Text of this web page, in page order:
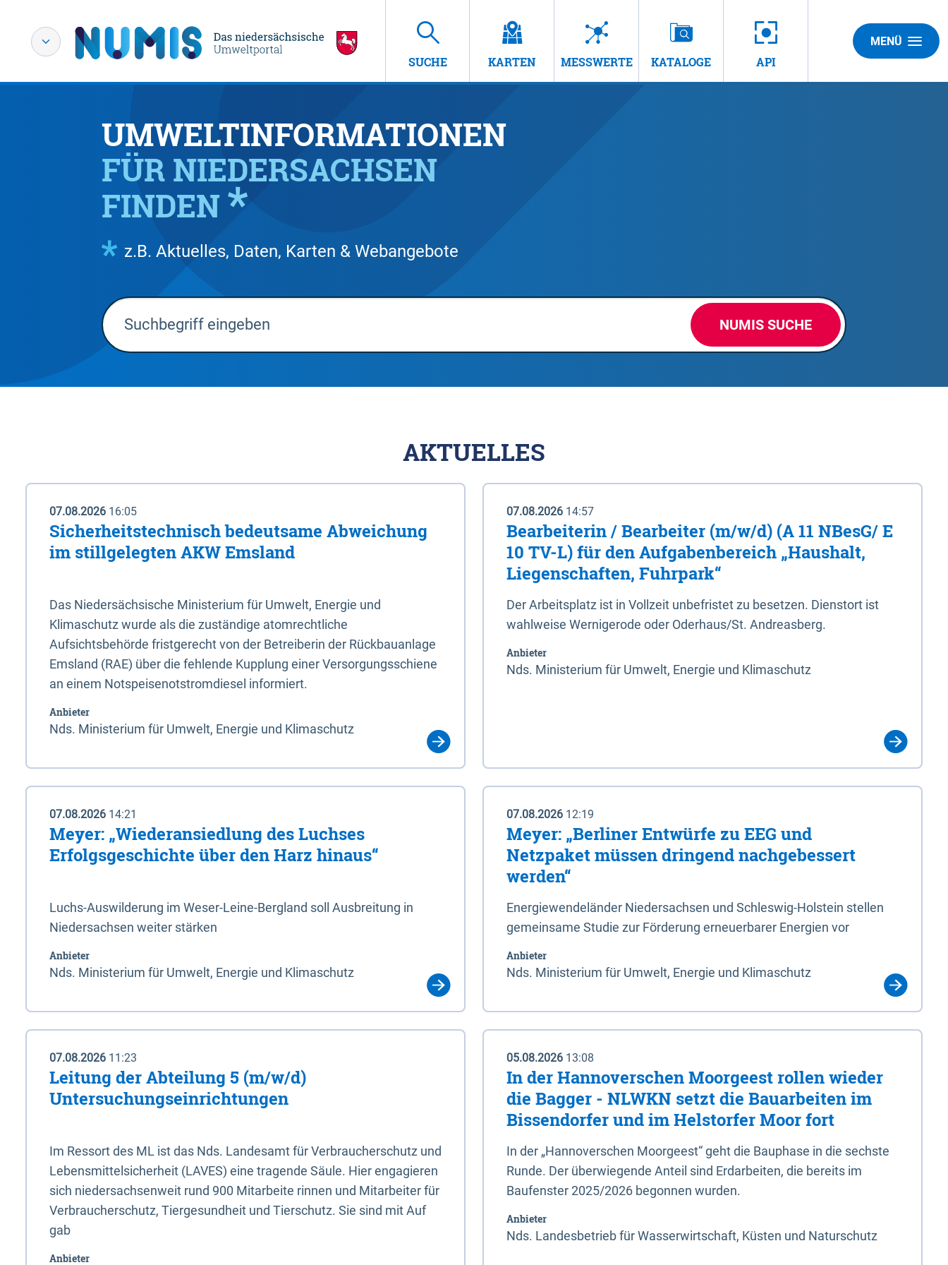
SUCHE KARTEN MESSWERTE KATALOGE API
MENÜ
UMWELTINFORMATIONEN
FÜR NIEDERSACHSEN
FINDEN
z.B. Aktuelles, Daten, Karten & Webangebote
NUMIS SUCHE
AKTUELLES
07.08.2026 16:05
Sicherheitstechnisch bedeutsame Abweichung
im stillgelegten AKW Emsland
Das Niedersächsische Ministerium für Umwelt, Energie und
Klimaschutz wurde als die zuständige atomrechtliche
Aufsichtsbehörde fristgerecht von der Betreiberin der Rückbauanlage
Emsland (RAE) über die fehlende Kupplung einer Versorgungsschiene
an einem Notspeisenotstromdiesel informiert.
Anbieter
Nds. Ministerium für Umwelt, Energie und Klimaschutz
07.08.2026 14:57
Bearbeiterin / Bearbeiter (m/w/d) (A 11 NBesG/ E
10 TV-L) für den Aufgabenbereich „Haushalt,
Liegenschaften, Fuhrpark“
Der Arbeitsplatz ist in Vollzeit unbefristet zu besetzen. Dienstort ist
wahlweise Wernigerode oder Oderhaus/St. Andreasberg.
Anbieter
Nds. Ministerium für Umwelt, Energie und Klimaschutz
07.08.2026 14:21
Meyer: „Wiederansiedlung des Luchses
Erfolgsgeschichte über den Harz hinaus“
Luchs-Auswilderung im Weser-Leine-Bergland soll Ausbreitung in
Niedersachsen weiter stärken
Anbieter
Nds. Ministerium für Umwelt, Energie und Klimaschutz
07.08.2026 12:19
Meyer: „Berliner Entwürfe zu EEG und
Netzpaket müssen dringend nachgebessert
werden“
Energiewendeländer Niedersachsen und Schleswig-Holstein stellen
gemeinsame Studie zur Förderung erneuerbarer Energien vor
Anbieter
Nds. Ministerium für Umwelt, Energie und Klimaschutz
07.08.2026 11:23
Leitung der Abteilung 5 (m/w/d)
Untersuchungseinrichtungen
Im Ressort des ML ist das Nds. Landesamt für Verbraucherschutz und
Lebensmittelsicherheit (LAVES) eine tragende Säule. Hier engagieren
sich niedersachsenweit rund 900 Mitarbeite rinnen und Mitarbeiter für
Verbraucherschutz, Tiergesundheit und Tierschutz. Sie sind mit Auf
gab
Anbieter
05.08.2026 13:08
In der Hannoverschen Moorgeest rollen wieder
die Bagger - NLWKN setzt die Bauarbeiten im
Bissendorfer und im Helstorfer Moor fort
In der „Hannoverschen Moorgeest“ geht die Bauphase in die sechste
Runde. Der überwiegende Anteil sind Erdarbeiten, die bereits im
Baufenster 2025/2026 begonnen wurden.
Anbieter
Nds. Landesbetrieb für Wasserwirtschaft, Küsten und Naturschutz